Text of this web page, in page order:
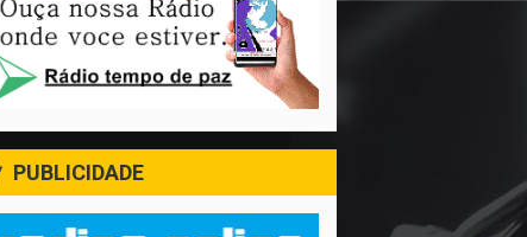
PUBLICIDADE